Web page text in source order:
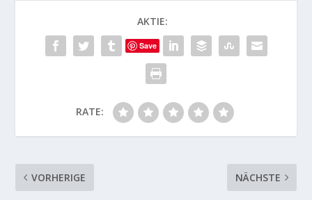
AKTIE:
Save
RATE:
VORHERIGE NÄCHSTE